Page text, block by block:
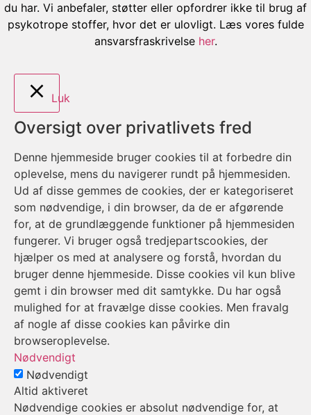
du har. Vi anbefaler, støtter eller opfordrer ikke til brug af
psykotrope stoffer, hvor det er ulovligt. Læs vores fulde
ansvarsfraskrivelse her.
Luk
Oversigt over privatlivets fred
Denne hjemmeside bruger cookies til at forbedre din
oplevelse, mens du navigerer rundt på hjemmesiden.
Ud af disse gemmes de cookies, der er kategoriseret
som nødvendige, i din browser, da de er afgørende
for, at de grundlæggende funktioner på hjemmesiden
fungerer. Vi bruger også tredjepartscookies, der
hjælper os med at analysere og forstå, hvordan du
bruger denne hjemmeside. Disse cookies vil kun blive
gemt i din browser med dit samtykke. Du har også
mulighed for at fravælge disse cookies. Men fravalg
af nogle af disse cookies kan påvirke din
browseroplevelse.
Nødvendigt
Nødvendigt
Altid aktiveret
Nødvendige cookies er absolut nødvendige for, at